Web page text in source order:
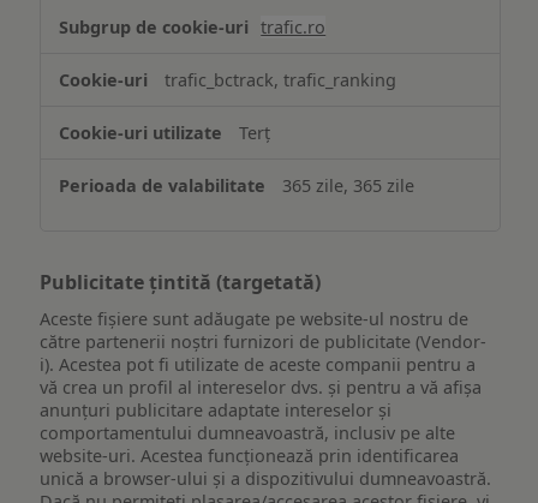
trafic.ro
trafic_bctrack, trafic_ranking
Terț
365 zile, 365 zile
Publicitate țintită (targetată)
Aceste fișiere sunt adăugate pe website-ul nostru de
către partenerii noștri furnizori de publicitate (Vendor-
i). Acestea pot fi utilizate de aceste companii pentru a
vă crea un profil al intereselor dvs. și pentru a vă afișa
anunțuri publicitare adaptate intereselor și
comportamentului dumneavoastră, inclusiv pe alte
website-uri. Acestea funcționează prin identificarea
unică a browser-ului și a dispozitivului dumneavoastră.